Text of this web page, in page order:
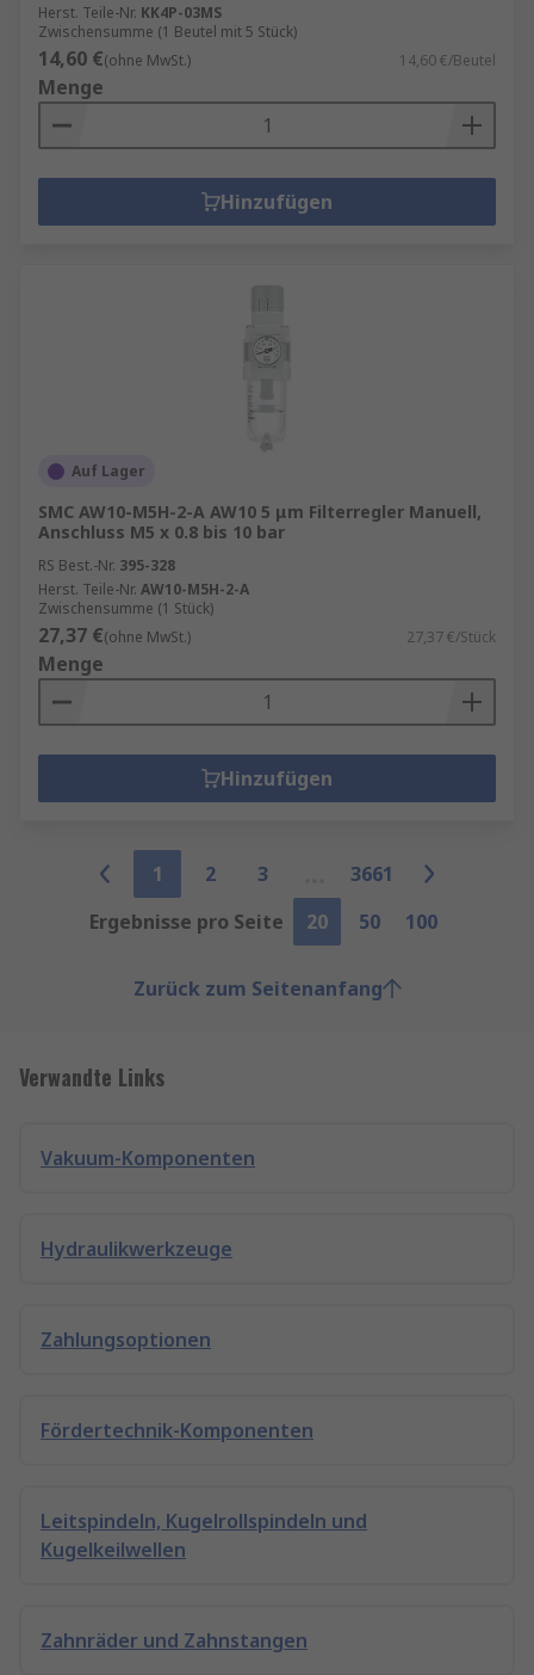
Herst. Teile-Nr. KK4P-03MS
Zwischensumme (1 Beutel mit 5 Stück)
14,60 €(ohne MwSt.) 14,60 €/Beutel
Menge
Hinzufügen
Auf Lager
SMC AW10-M5H-2-A AW10 5 μm Filterregler Manuell,
Anschluss M5 x 0.8 bis 10 bar
RS Best.-Nr. 395-328
Herst. Teile-Nr. AW10-M5H-2-A
Zwischensumme (1 Stück)
27,37 €(ohne MwSt.) 27,37 €/Stück
Menge
Hinzufügen
1 2 3
3661
Ergebnisse pro Seite
20 50 100
Zurück zum Seitenanfang
Verwandte Links
Vakuum-Komponenten
Hydraulikwerkzeuge
Zahlungsoptionen
Fördertechnik-Komponenten
Leitspindeln, Kugelrollspindeln und
Kugelkeilwellen
Zahnräder und Zahnstangen